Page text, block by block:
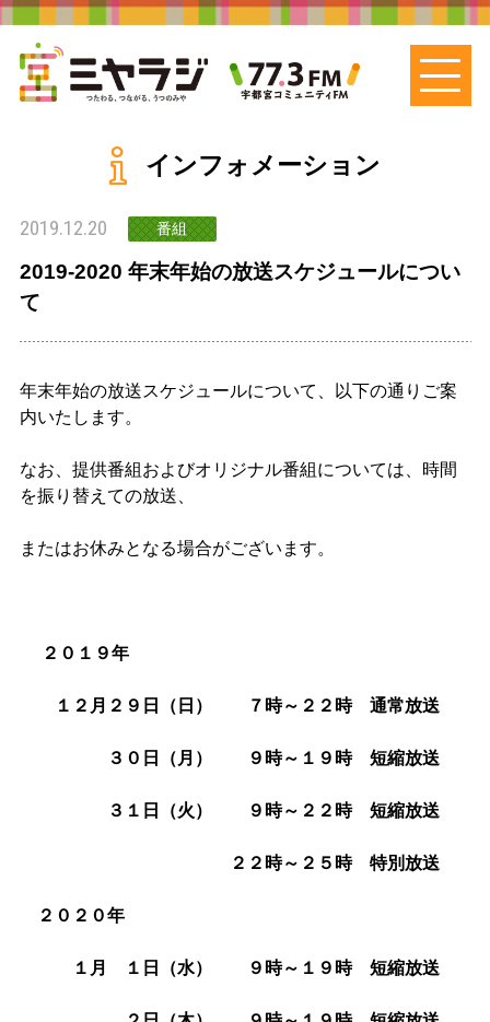
028-666-7878
インフォメーション
2019.12.20 番組
2019-2020 年末年始の放送スケジュールについ
て
年末年始の放送スケジュールについて、以下の通りご案
内いたします。
なお、提供番組およびオリジナル番組については、時間
を振り替えての放送、
またはお休みとなる場合がございます。
２０１９年
１２月２９日（日） ７時～２２時 通常放送
３０日（月） ９時～１９時 短縮放送
３１日（火） ９時～２２時 短縮放送
２２時～２５時 特別放送
２０２０年
１月 １日（水） ９時～１９時 短縮放送